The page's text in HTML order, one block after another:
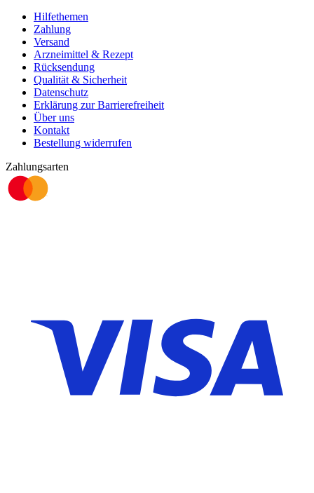
Hilfethemen
Zahlung
Versand
Arzneimittel & Rezept
Rücksendung
Qualität & Sicherheit
Datenschutz
Erklärung zur Barrierefreiheit
Über uns
Kontakt
Bestellung widerrufen
Zahlungsarten